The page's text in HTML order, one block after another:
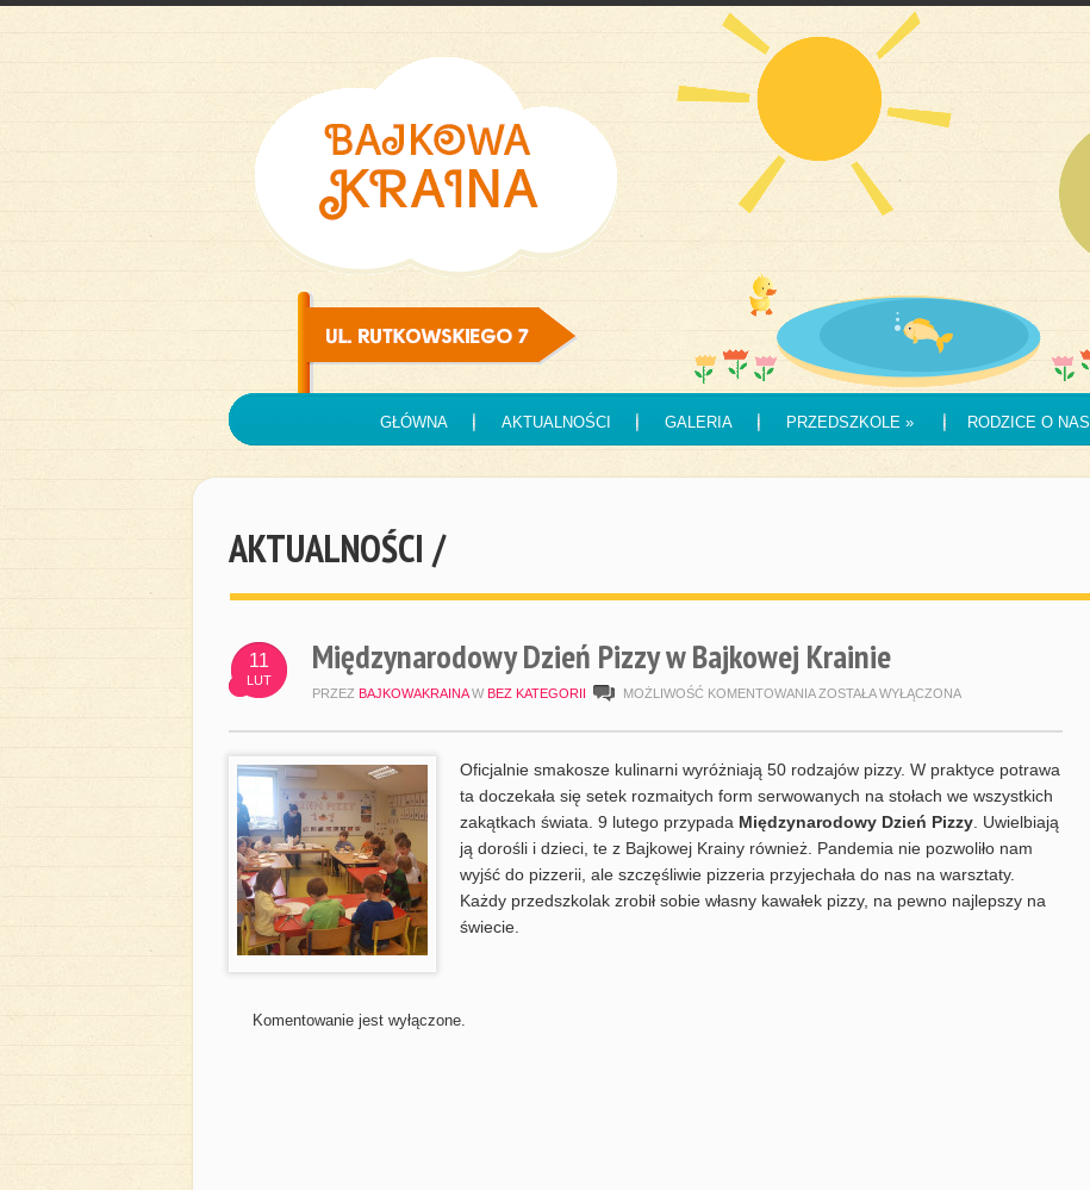
GŁÓWNA AKTUALNOŚCI GALERIA PRZEDSZKOLE» RODZICE O NAS
AKTUALNOŚCI /
11
LUT
Międzynarodowy Dzień Pizzy w Bajkowej Krainie
PRZEZ BAJKOWAKRAINA W BEZ KATEGORII MOŻLIWOŚĆ KOMENTOWANIA MIĘDZYNARODOWY
W
BAJKOWEJ
KRAINIE
ZOSTAŁA WYŁĄCZONA
Oficjalnie smakosze kulinarni wyróżniają 50 rodzajów pizzy. W praktyce potrawa
ta doczekała się setek rozmaitych form serwowanych na stołach we wszystkich
zakątkach świata. 9 lutego przypada Międzynarodowy Dzień Pizzy . Uwielbiają
ją dorośli i dzieci, te z Bajkowej Krainy również. Pandemia nie pozwoliło nam
wyjść do pizzerii, ale szczęśliwie pizzeria przyjechała do nas na warsztaty.
Każdy przedszkolak zrobił sobie własny kawałek pizzy, na pewno najlepszy na
świecie.
Komentowanie jest wyłączone.